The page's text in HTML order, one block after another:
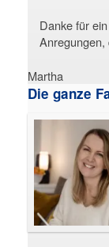
Danke für
Anregungen,
Martha
Die ganze